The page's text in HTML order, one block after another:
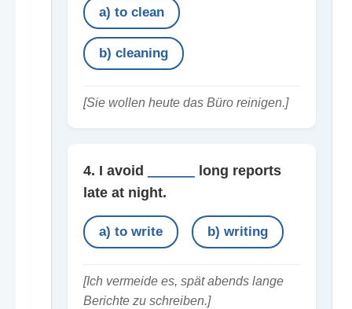
a) to clean
b) cleaning
[Sie wollen heute das Büro reinigen.]
4. I avoid
long reports
late at night.
a) to write b) writing
[Ich vermeide es, spät abends lange
Berichte zu schreiben.]